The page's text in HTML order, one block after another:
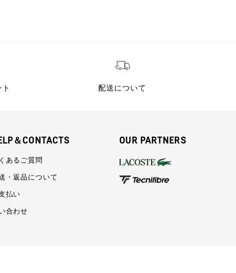
配送について
＆CONTACTS
あるご質問
・返品について
払い
合わせ
OUR PARTNERS